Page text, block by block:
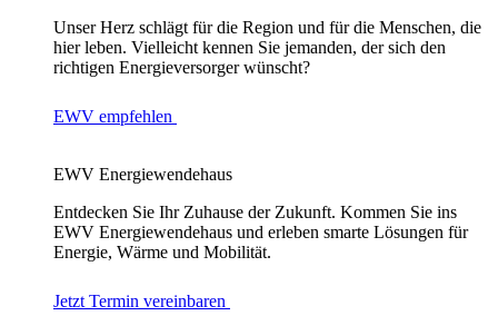
Unser Herz schlägt für die Region und für die Menschen, die
hier leben. Vielleicht kennen Sie jemanden, der sich den
richtigen Energieversorger wünscht?
EWV empfehlen
EWV Energiewendehaus
Entdecken Sie Ihr Zuhause der Zukunft. Kommen Sie ins
EWV Energiewendehaus und erleben smarte Lösungen für
Energie, Wärme und Mobilität.
Jetzt Termin vereinbaren